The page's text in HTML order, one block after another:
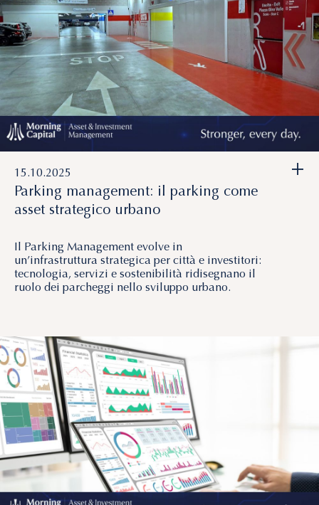
15.10.2025
Parking management: il parking come
asset strategico urbano
Il Parking Management evolve in
un’infrastruttura strategica per città e investitori:
tecnologia, servizi e sostenibilità ridisegnano il
ruolo dei parcheggi nello sviluppo urbano.
+